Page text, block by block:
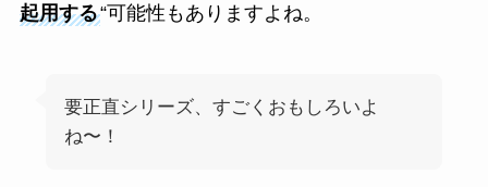
起用する“可能性もありますよね。
要正直シリーズ、すごくおもしろいよ
ね〜！